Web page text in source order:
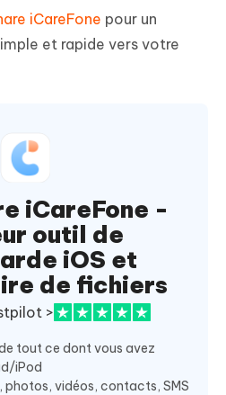
iCareFone pour un
et rapide vers votre
iCareFone -
outil de
iOS et
de fichiers
>
tout ce dont vous avez
iPod
photos, vidéos, contacts, SMS